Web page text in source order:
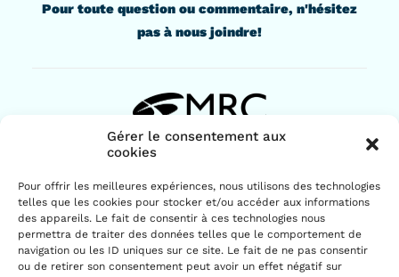
Gérer le consentement aux
cookies
Pour offrir les meilleures expériences, nous utilisons des technologies
telles que les cookies pour stocker et/ou accéder aux informations
des appareils. Le fait de consentir à ces technologies nous
permettra de traiter des données telles que le comportement de
navigation ou les ID uniques sur ce site. Le fait de ne pas consentir
ou de retirer son consentement peut avoir un effet négatif sur
Pour toute question ou commentaire, n'hésitez
pas à nous joindre!
Drummondville (Québec) J2B 1G6
819 477-2230